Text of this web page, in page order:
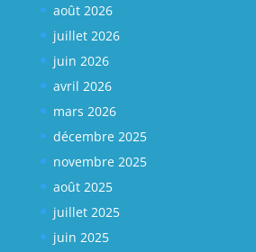
août 2026
juillet 2026
juin 2026
avril 2026
mars 2026
décembre 2025
novembre 2025
août 2025
juillet 2025
juin 2025